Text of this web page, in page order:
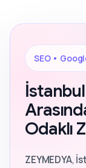
SEO •
Odaklı
ZEYMEDYA,